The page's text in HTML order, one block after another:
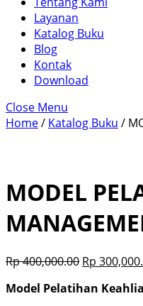
Layanan
Katalog Buku
Blog
Kontak
Download
Close Menu
Home/ Katalog Buku /
MODEL
Rp400,000.00 Rp
Model Pelatihan